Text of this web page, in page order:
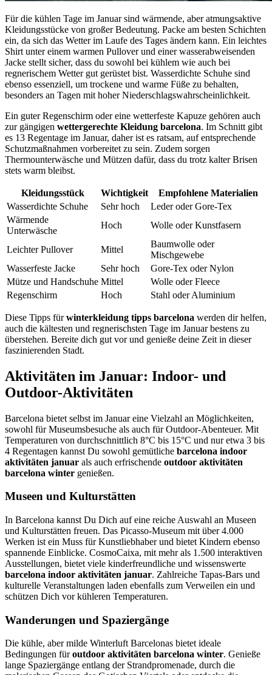
Für die kühlen Tage im Januar sind wärmende, aber atmungsaktive
Kleidungsstücke von großer Bedeutung. Packe am besten Schichten
ein, da sich das Wetter im Laufe des Tages ändern kann. Ein leichtes
Shirt unter einem warmen Pullover und einer wasserabweisenden
Jacke stellt sicher, dass du sowohl bei kühlem wie auch bei
regnerischem Wetter gut gerüstet bist. Wasserdichte Schuhe sind
ebenso essenziell, um trockene und warme Füße zu behalten,
besonders an Tagen mit hoher Niederschlagswahrscheinlichkeit.
Ein guter Regenschirm oder eine wetterfeste Kapuze gehören auch
zur gängigen wettergerechte Kleidung barcelona. Im Schnitt gibt
es 13 Regentage im Januar, daher ist es ratsam, auf entsprechende
Schutzmaßnahmen vorbereitet zu sein. Zudem sorgen
Thermounterwäsche und Mützen dafür, dass du trotz kalter Brisen
stets warm bleibst.
Kleidungsstück Wichtigkeit
Empfohlene Materialien
Wasserdichte Schuhe
Sehr hoch
Leder oder Gore-Tex
Wärmende
Unterwäsche
Hoch Wolle oder Kunstfasern
Leichter Pullover Mittel
Baumwolle oder
Mischgewebe
Wasserfeste Jacke
Sehr hoch
Gore-Tex oder Nylon
Mütze und Handschuhe Mittel
Wolle oder Fleece
Regenschirm
Hoch Stahl oder Aluminium
Diese Tipps fürwinterkleidung tipps barcelona werden dir helfen,
auch die kältesten und regnerischsten Tage im Januar bestens zu
überstehen. Bereite dich gut vor und genieße deine Zeit in dieser
faszinierenden Stadt.
Aktivitäten im Januar: Indoor- und
Outdoor-Aktivitäten
Barcelona bietet selbst im Januar eine Vielzahl an Möglichkeiten,
sowohl für Museumsbesuche als auch für Outdoor-Abenteuer. Mit
Temperaturen von durchschnittlich 8°C bis 15°C und nur etwa 3 bis
4 Regentagen kannst Du sowohl gemütliche barcelona indoor
aktivitäten januar als auch erfrischende outdoor aktivitäten
barcelona winter genießen.
Museen und Kulturstätten
In Barcelona kannst Du Dich auf eine reiche Auswahl an Museen
und Kulturstätten freuen. Das Picasso-Museum mit über 4.000
Werken ist ein Muss für Kunstliebhaber und bietet Kindern ebenso
spannende Einblicke. CosmoCaixa, mit mehr als 1.500 interaktiven
Ausstellungen, bietet viele kinderfreundliche und wissenswerte
barcelona indoor aktivitäten januar. Zahlreiche Tapas-Bars und
kulturelle Veranstaltungen laden ebenfalls zum Verweilen ein und
schützen Dich vor kühleren Temperaturen.
Wanderungen und Spaziergänge
Die kühle, aber milde Winterluft Barcelonas bietet ideale
Bedingungen füroutdoor aktivitäten barcelona winter. Genieße
lange Spaziergänge entlang der Strandpromenade, durch die